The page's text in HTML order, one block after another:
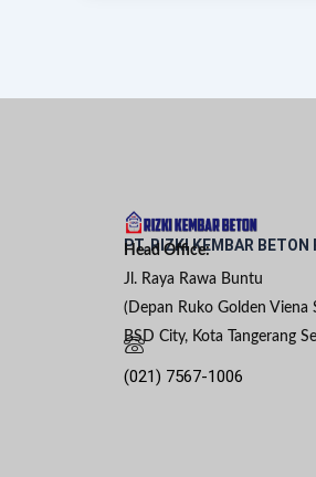
PT. RIZKI KEMBAR BETON
Head Office:
Jl. Raya Rawa Buntu
(Depan Ruko Golden Viena
BSD City, Kota Tangerang
(021) 7567-1006